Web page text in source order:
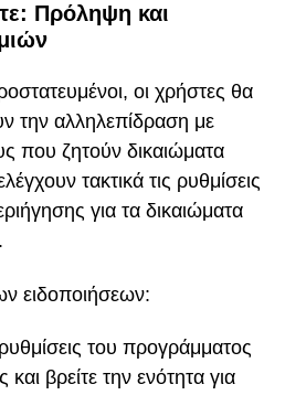
Πρόληψη και
οι χρήστες θα
την αλληλεπίδραση με
που ζητούν δικαιώματα
τακτικά τις ρυθμίσεις
για τα δικαιώματα
ειδοποιήσεων:
του προγράμματος
βρείτε την ενότητα για